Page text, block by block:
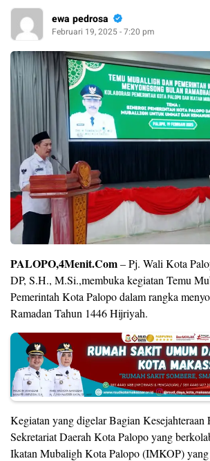
ewa pedrosa
Februari 19, 2025 - 7:20 pm
PALOPO,4Menit.Com– Pj. Wali Kota
DP, S.H., M.Si.,membuka kegiatan Temu
Pemerintah Kota Palopo dalam rangka
Ramadan Tahun 1446 Hijriyah.
Kegiatan yang digelar Bagian Kesejahteraan
Sekretariat Daerah Kota Palopo yang
Ikatan Mubaligh Kota Palopo (IMKOP) yang